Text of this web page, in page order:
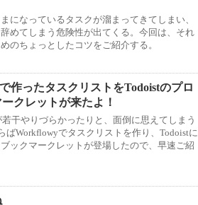
になっているタスクが溜まってきてしまい、
めてしまう危険性が出てくる。今回は、それ
のちょっとしたコツをご紹介する。
作ったタスクリストをTodoistのプロ
クレットが来たよ！
干やりづらかったりと、面倒に思えてしまう
Workflowyでタスクリストを作り、Todoistに
クマークレットが登場したので、早速ご紹